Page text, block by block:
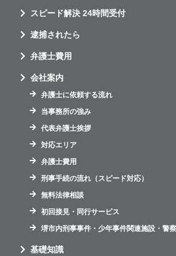
スピード解決 24時間受付
逮捕されたら
弁護士費用
会社案内
弁護士に依頼する流れ
当事務所の強み
代表弁護士挨拶
対応エリア
弁護士費用
刑事手続の流れ（スピード対応）
無料法律相談
初回接見・同行サービス
堺市内刑事事件・少年事件関連施設・警
基礎知識